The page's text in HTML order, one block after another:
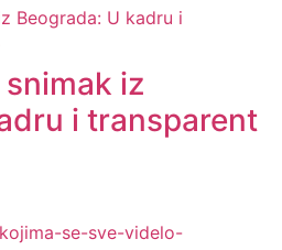
iz
i transparent